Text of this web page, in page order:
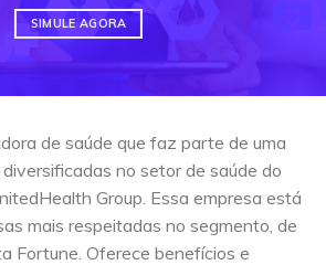
SIMULE AGORA
de saúde que faz parte de uma
no setor de saúde do
Group. Essa empresa está
mais respeitadas no segmento, de
Fortune. Oferece benefícios e